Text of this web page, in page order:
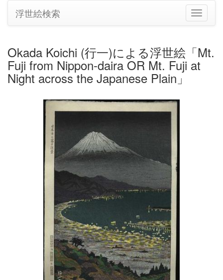
ナ
ビ
シ
ョ
浮世絵検索
Okada Koichi (行一)による浮世絵「Mt.
Fuji from Nippon-daira OR Mt. Fuji at
Night across the Japanese Plain」